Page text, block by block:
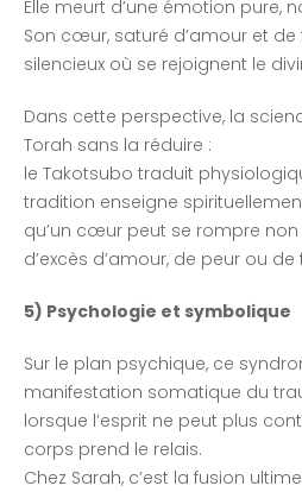
Elle meurt d’une émotion pure,
Son cœur, saturé d’amour et de
silencieux où se rejoignent le
Dans cette perspective, la
Torah sans la réduire :
le Takotsubo traduit
tradition enseigne
qu’un cœur peut se rompre
d’excès d’amour, de peur ou de
5) Psychologie et symbolique
Sur le plan psychique, ce
manifestation somatique du
lorsque l’esprit ne peut plus
corps prend le relais.
Chez Sarah, c’est la fusion